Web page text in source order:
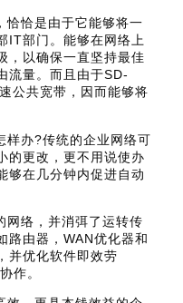
恰恰是由于它能够将一
IT部门。能够在网络上
，以确保一直坚持最佳
流量。而且由于SD-
公共宽带，因而能够将
样办?传统的企业网络可
的更改，更不用说使办
够在几分钟内促进自动
网络，并消弭了运转传
路由器，WAN优化器和
并优化软件即效劳
作。